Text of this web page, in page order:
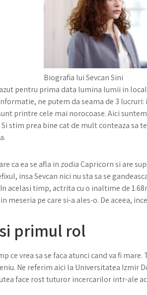
Biografia lui Sevcan Sini
pentru prima data lumina lumii in
ne putem da seama de 3
printre cele mai norocoase. Aici
stim prea bine cat de mult conteaza sa
ca ea se afla in zodia Capricorn si are
insa Sevcan nici nu sta sa se
acelasi timp, actrita cu o inaltime de
meseria pe care si-a ales-o. De aceea,
primul rol
ce vrea sa se faca atunci cand va fi
Ne referim aici la Universitatea Izmir
face rost tuturor incercarilor intr-ale